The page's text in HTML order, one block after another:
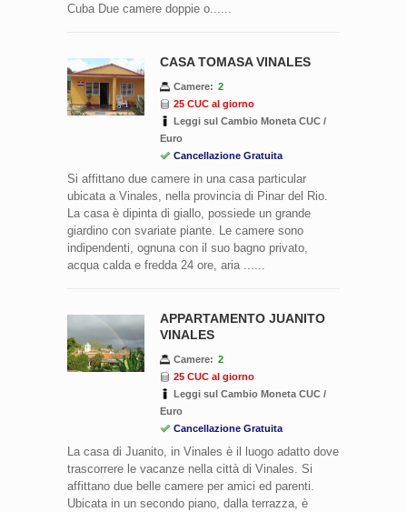
Cuba Due camere doppie o......
CASA TOMASA VINALES
Camere: 2
25 CUC al giorno
Leggi sul Cambio Moneta CUC /
Euro
Cancellazione Gratuita
Si affittano due camere in una casa particular
ubicata a Vinales, nella provincia di Pinar del Rio.
La casa è dipinta di giallo, possiede un grande
giardino con svariate piante. Le camere sono
indipendenti, ognuna con il suo bagno privato,
acqua calda e fredda 24 ore, aria ......
APPARTAMENTO JUANITO
VINALES
Camere: 2
25 CUC al giorno
Leggi sul Cambio Moneta CUC /
Euro
Cancellazione Gratuita
La casa di Juanito, in Vinales è il luogo adatto dove
trascorrere le vacanze nella città di Vinales. Si
affittano due belle camere per amici ed parenti.
Ubicata in un secondo piano, dalla terrazza, è